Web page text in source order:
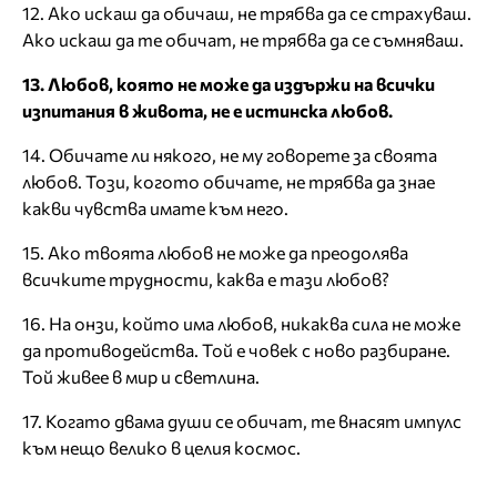
12. Ако искаш да обичаш, не трябва да се страхуваш.
Ако искаш да те обичат, не трябва да се съмняваш.
13. Любов, която не може да издържи на всички
изпитания в живота, не е истинска любов.
14. Обичате ли някого, не му говорете за своята
любов. Този, когото обичате, не трябва да знае
какви чувства имате към него.
15. Ако твоята любов не може да преодолява
всичките трудности, каква е тази любов?
16. На онзи, който има любов, никаква сила не може
да противодейства. Той е човек с ново разбиране.
Той живее в мир и светлина.
17. Когато двама души се обичат, те внасят импулс
към нещо велико в целия космос.